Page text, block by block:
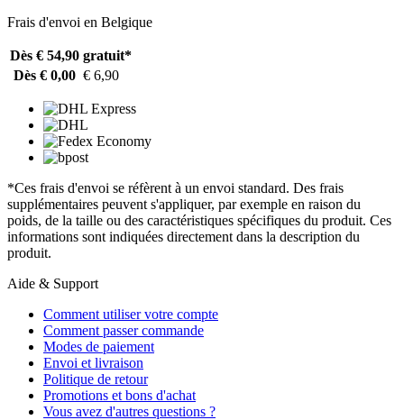
Frais d'envoi en Belgique
Dès € 54,90 gratuit*
Dès € 0,00 € 6,90
*Ces frais d'envoi se réfèrent à un envoi standard. Des frais
supplémentaires peuvent s'appliquer, par exemple en raison du
poids, de la taille ou des caractéristiques spécifiques du produit. Ces
informations sont indiquées directement dans la description du
produit.
Aide & Support
Comment utiliser votre compte
Comment passer commande
Modes de paiement
Envoi et livraison
Politique de retour
Promotions et bons d'achat
Vous avez d'autres questions ?